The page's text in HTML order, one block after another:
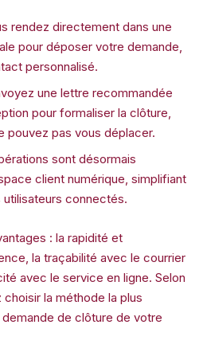
rendez directement dans une
pour déposer votre demande,
personnalisé.
une lettre recommandée
pour formaliser la clôture,
pouvez pas vous déplacer.
sont désormais
client numérique, simplifiant
connectés.
: la rapidité et
la traçabilité avec le courrier
avec le service en ligne. Selon
la méthode la plus
de clôture de votre